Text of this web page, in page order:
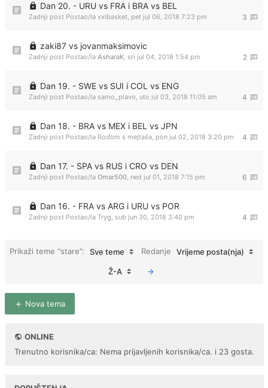
Dan 20. - URU vs FRA i BRA vs BEL
3
Zadnji post Postao/la xxlbasket, pet jul 06, 2018 7:23 pm
zaki87 vs jovanmaksimovic
2
Zadnji post Postao/la AsharaK, sri jul 04, 2018 1:54 pm
Dan 19. - SWE vs SUI i COL vs ENG
4
Zadnji post Postao/la samo_plavo, uto jul 03, 2018 11:05 am
Dan 18. - BRA vs MEX i BEL vs JPN
4
Zadnji post Postao/la Rodom s mejtaša, pon jul 02, 2018 3:20 pm
Dan 17. - SPA vs RUS i CRO vs DEN
6
Zadnji post Postao/la Omar500, ned jul 01, 2018 7:15 pm
Dan 16. - FRA vs ARG i URU vs POR
4
Zadnji post Postao/la Tryg, sub jun 30, 2018 3:40 pm
Prikaži teme “stare”: Sve teme Redanje Vrijeme posta(nja)
Ž-A
Nova tema
ONLINE
Trenutno korisnika/ca: Nema prijavljenih korisnika/ca. i 23 gosta.